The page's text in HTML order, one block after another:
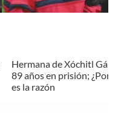
Hermana de Xóchitl
89 años en prisión; ¿Por
es la razón